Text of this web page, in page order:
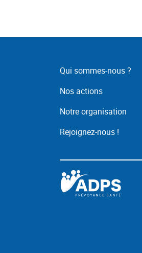
Qui sommes-nous ?
Nos actions
Notre organisation
Rejoignez-nous !